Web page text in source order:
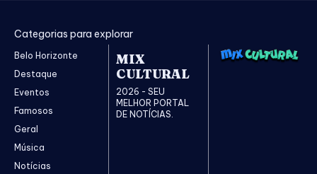
Categorias para explorar
Belo Horizonte
Destaque
Eventos
Famosos
Geral
Música
Notícias
MIX
CULTURAL
2026 - SEU
MELHOR PORTAL
DE NOTÍCIAS.